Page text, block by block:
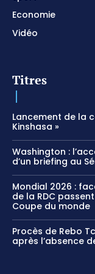
Economie
Vidéo
Titres
Lancement de la
Kinshasa »
Washington :
d’un briefing au
Mondial 2026 :
de la RDC
Coupe du monde
Procès de Rebo
après l’absence